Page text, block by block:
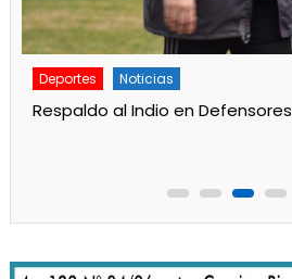
Deportes Noticias
Respaldo al Indio en Defensores